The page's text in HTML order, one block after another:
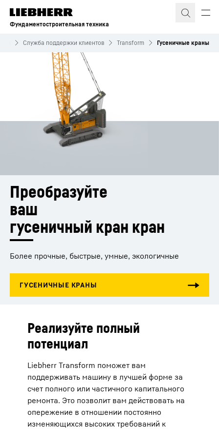
Фундаментостроительная техника
Служба поддержки клиентов Transform Гусеничные краны
Преобразуйте
ваш
гусеничный кран кран
Более прочные, быстрые, умные, экологичные
Реализуйте полный
потенциал
Liebherr Transform поможет вам
поддерживать машину в лучшей форме за
счет полного или частичного капитального
ремонта. Это позволит вам действовать на
опережение в отношении постоянно
изменяющихся высоких требований к